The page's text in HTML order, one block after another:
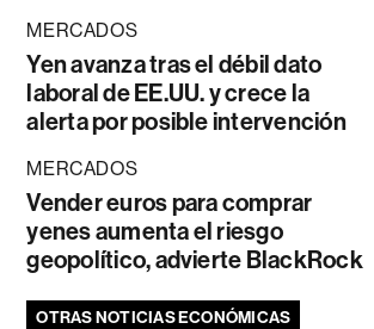
MERCADOS
Yen avanza tras el débil dato
laboral de EE.UU. y crece la
alerta por posible intervención
MERCADOS
Vender euros para comprar
yenes aumenta el riesgo
geopolítico, advierte BlackRock
OTRAS NOTICIAS ECONÓMICAS